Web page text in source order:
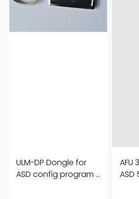
ULM-DP Dongle for
ASD config program 1
AFU
ASD